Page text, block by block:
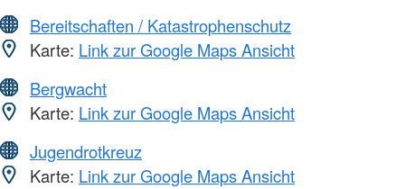
Bereitschaften / Katastrophenschutz
Karte: Link zur Google Maps Ansicht
Bergwacht
Karte: Link zur Google Maps Ansicht
Jugendrotkreuz
Karte: Link zur Google Maps Ansicht